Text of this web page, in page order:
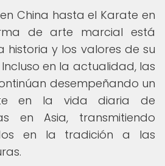
China hasta el Karate en
de arte marcial está
y los valores de su
en la actualidad, las
desempeñando un
en la vida diaria de
en Asia, transmitiendo
en la tradición a las